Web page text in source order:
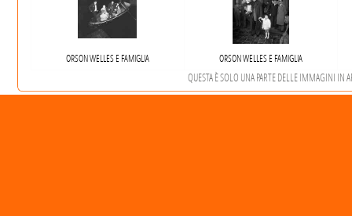
ORSON WELLES E FAMIGLIA ORSON WELLES E FAMIGLIA
QUESTA È SOLO UNA PARTE DELLE IMMAGINI